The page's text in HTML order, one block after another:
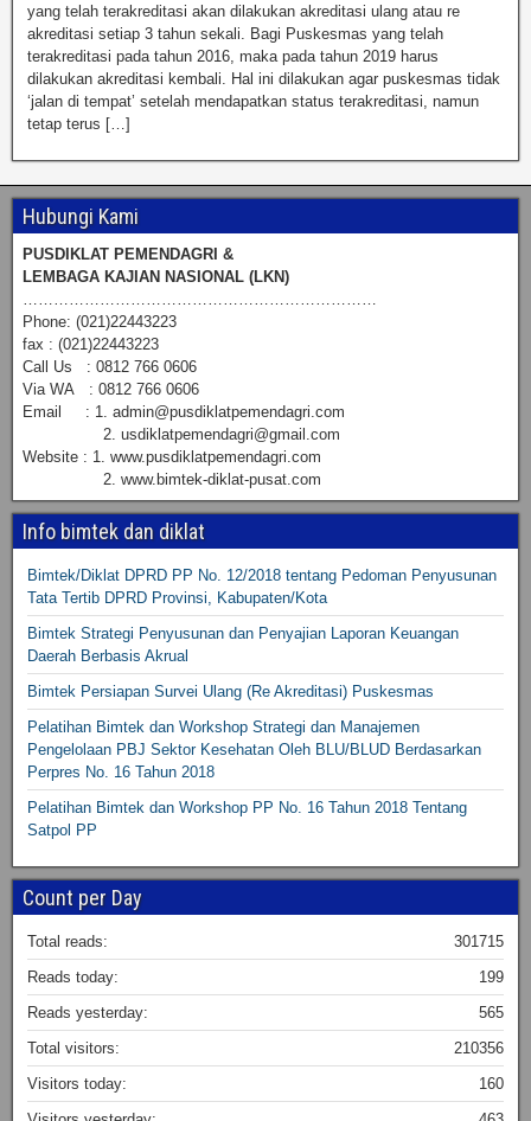
yang telah terakreditasi akan dilakukan akreditasi ulang atau re
akreditasi setiap 3 tahun sekali. Bagi Puskesmas yang telah
terakreditasi pada tahun 2016, maka pada tahun 2019 harus
dilakukan akreditasi kembali. Hal ini dilakukan agar puskesmas tidak
‘jalan di tempat’ setelah mendapatkan status terakreditasi, namun
tetap terus […]
Hubungi Kami
PUSDIKLAT PEMENDAGRI &
LEMBAGA KAJIAN NASIONAL (LKN)
Phone: (021)22443223
fax : (021)22443223
Call Us : 0812 766 0606
Via WA : 0812 766 0606
Email : 1. admin@pusdiklatpemendagri.com
2. usdiklatpemendagri@gmail.com
Website : 1. www.pusdiklatpemendagri.com
2. www.bimtek-diklat-pusat.com
Info bimtek dan diklat
Bimtek/Diklat DPRD PP No. 12/2018 tentang Pedoman Penyusunan
Tata Tertib DPRD Provinsi, Kabupaten/Kota
Bimtek Strategi Penyusunan dan Penyajian Laporan Keuangan
Daerah Berbasis Akrual
Bimtek Persiapan Survei Ulang (Re Akreditasi) Puskesmas
Pelatihan Bimtek dan Workshop Strategi dan Manajemen
Pengelolaan PBJ Sektor Kesehatan Oleh BLU/BLUD Berdasarkan
Perpres No. 16 Tahun 2018
Pelatihan Bimtek dan Workshop PP No. 16 Tahun 2018 Tentang
Satpol PP
Count per Day
301715
Total reads:
199
Reads today:
565
Reads yesterday:
210356
Total visitors:
160
Visitors today: